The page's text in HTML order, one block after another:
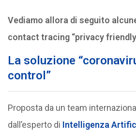
Vediamo allora di seguito
contact tracing “privacy
La soluzione
control”
Proposta da un team
dall’esperto di Intelligenza